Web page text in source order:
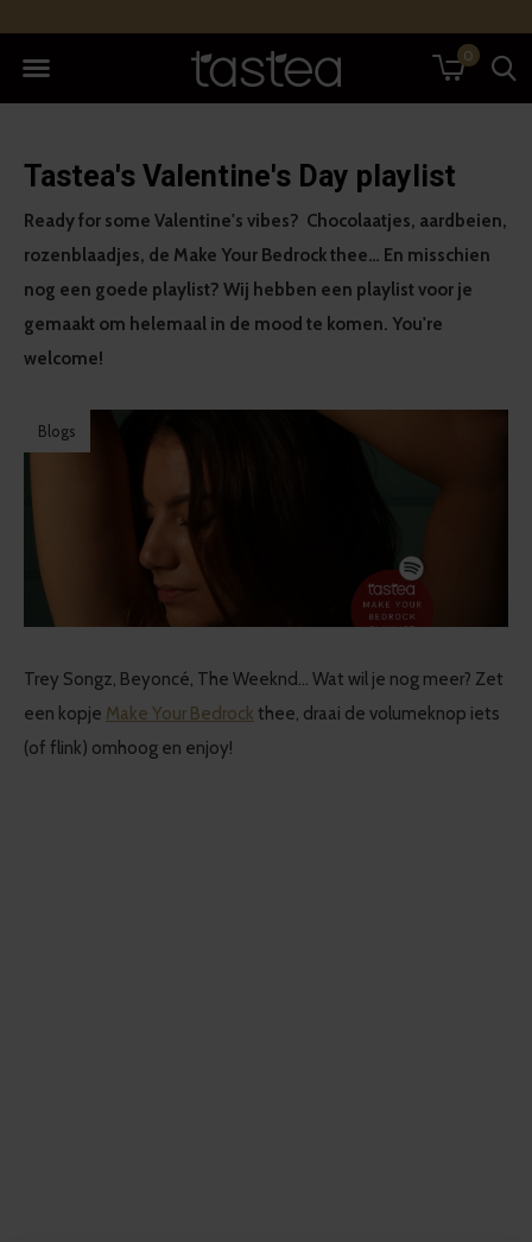
0
Tastea's Valentine's Day playlist
Ready for some Valentine's vibes? Chocolaatjes, aardbeien,
rozenblaadjes, de Make Your Bedrock thee… En misschien
nog een goede playlist? Wij hebben een playlist voor je
gemaakt om helemaal in de mood te komen. You're
welcome!
Blogs
Trey Songz, Beyoncé, The Weeknd... Wat wil je nog meer? Zet
een kopje Make Your Bedrock thee, draai de volumeknop iets
(of flink) omhoog en enjoy!